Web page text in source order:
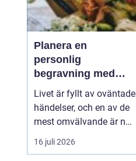
Planera en
personlig
begravning med
hjälp av en
begravningsbyrå
Livet är fyllt av oväntade
händelser, och en av de
mest omvälvande är när
någon nära oss går bort.
Det kan vara en
16 juli 2026